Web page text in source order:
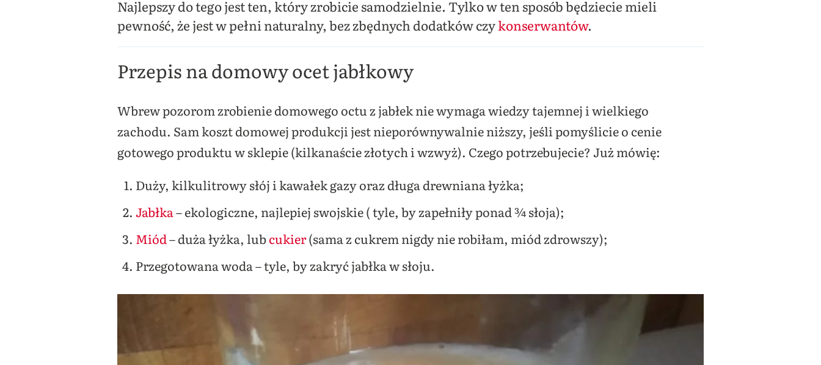
Najlepszy do tego jest ten, który zrobicie samodzielnie. Tylko w ten sposób będziecie mieli
pewność, że jest w pełni naturalny, bez zbędnych dodatków czykonserwantów.
Przepis na domowy ocet jabłkowy
Wbrew pozorom zrobienie domowego octu z jabłek nie wymaga wiedzy tajemnej i wielkiego
zachodu. Sam koszt domowej produkcji jest nieporównywalnie niższy, jeśli pomyślicie o cenie
gotowego produktu w sklepie (kilkanaście złotych i wzwyż). Czego potrzebujecie? Już mówię:
Duży, kilkulitrowy słój i kawałek gazy oraz długa drewniana łyżka;
Jabłka– ekologiczne, najlepiej swojskie ( tyle, by zapełniły ponad ¾ słoja);
Miód– duża łyżka, lubcukier(sama z cukrem nigdy nie robiłam, miód zdrowszy);
Przegotowana woda – tyle, by zakryć jabłka w słoju.